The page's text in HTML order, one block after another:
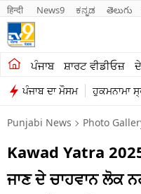
हिन्दी News9 ಕನ್ನಡ తెలుగు
ਪੰਜਾਬ ਸ਼ਾਰਟ ਵੀਡੀਓਜ਼
ਪੰਜਾਬ ਦਾ ਮੌਸਮ ਹੁਕਮਨਾਮਾ
ਖੇਤੀਬਾੜੀ
ਸ਼ਾਰਟ ਵੀਡੀਓਜ਼
ਕਾਰੋਬਾਰ
ਕਰਿਅਰ
Punjabi News Photo
Kawad Yatra
ਜਾਣ ਦੇ ਚਾਹਵਾਨ ਲੋਕ